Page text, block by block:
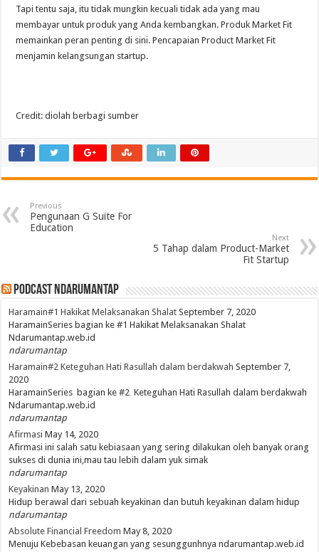
Tapi tentu saja, itu tidak mungkin kecuali tidak ada yang mau
membayar untuk produk yang Anda kembangkan. Produk Market Fit
memainkan peran penting di sini. Pencapaian Product Market Fit
menjamin kelangsungan startup.
Credit: diolah berbagi sumber
Previous
Pengunaan G Suite For
Education
Next
5 Tahap dalam Product-Market
Fit Startup
PodCast NdaruMantap
Haramain#1 Hakikat Melaksanakan Shalat September 7, 2020
HaramainSeries bagian ke #1 Hakikat Melaksanakan Shalat
Ndarumantap.web.id
ndarumantap
Haramain#2 Keteguhan Hati Rasullah dalam berdakwah September 7,
2020
HaramainSeries bagian ke #2 Keteguhan Hati Rasullah dalam berdakwah
Ndarumantap.web.id
ndarumantap
Afirmasi May 14, 2020
Afirmasi ini salah satu kebiasaan yang sering dilakukan oleh banyak orang
sukses di dunia ini,mau tau lebih dalam yuk simak
ndarumantap
Keyakinan May 13, 2020
Hidup berawal dari sebuah keyakinan dan butuh keyakinan dalam hidup
ndarumantap
Absolute Financial Freedom May 8, 2020
Menuju Kebebasan keuangan yang sesunggunhnya ndarumantap.web.id